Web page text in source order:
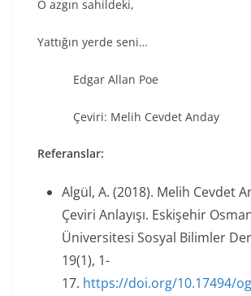
O azgın sahildeki,
Yattığın yerde seni…
Edgar Allan Poe
Çeviri: Melih Cevdet Anday
Referanslar:
Algül, A. (2018). Melih Cevdet
Çeviri Anlayışı. Eskişehir
Üniversitesi Sosyal Bilimler
19(1), 1-
17. https://doi.org/10.17494/